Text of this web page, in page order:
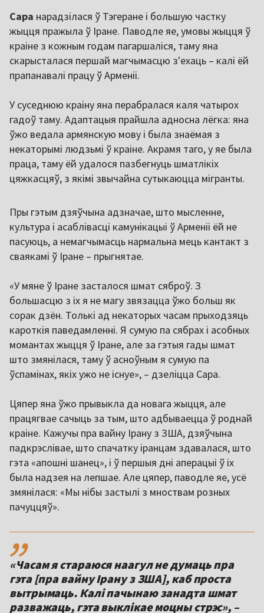
Сара нарадзілася ў Тэгеране і большую частку
жыцця пражыла ў Іране. Паводле яе, умовы жыцця ў
краіне з кожным годам пагаршаліся, таму яна
скарысталася першай магчымасцю з'ехаць – калі ёй
прапанавалі працу ў Арменіі.
У суседнюю краіну яна перабралася каля чатырох
гадоў таму. Адаптацыя прайшла адносна лёгка: яна
ўжо ведала армянскую мову і была знаёмая з
некаторымі людзьмі ў краіне. Акрамя таго, у яе была
праца, таму ёй удалося пазбегнуць шматлікіх
цяжкасцяў, з якімі звычайна сутыкаюцца мігранты.
Пры гэтым дзяўчына адзначае, што мысленне,
культура і асаблівасці камунікацыі ў Арменіі ёй не
пасуюць, а немагчымасць нармальна мець кантакт з
сваякамі ў Іране – прыгнятае.
«У мяне ў Іране засталося шмат сяброў. З
большасцю з іх я не магу звязацца ўжо больш як
сорак дзён. Толькі ад некаторых часам прыходзяць
кароткія паведамленні. Я сумую па сябрах і асобных
момантах жыцця ў Іране, але за гэтыя гады шмат
што змянілася, таму ў асноўным я сумую па
ўспамінах, якіх ужо не існуе», – дзеліцца Сара.
Цяпер яна ўжо прывыкла да новага жыцця, але
працягвае сачыць за тым, што адбываецца ў роднай
краіне. Кажучы пра вайну Ірану з ЗША, дзяўчына
падкрэслівае, што спачатку іранцам здавалася, што
гэта «апошні шанец», і ў першыя дні аперацыі ў іх
была надзея на лепшае. Але цяпер, паводле яе, усё
змянілася: «Мы нібы застылі з мноствам розных
пачуццяў».
,,
«Часам я стараюся наагул не думаць пра
гэта [пра вайну Ірану з ЗША], каб проста
вытрымаць. Калі пачынаю занадта шмат
разважаць, гэта выклікае моцны стрэс», –